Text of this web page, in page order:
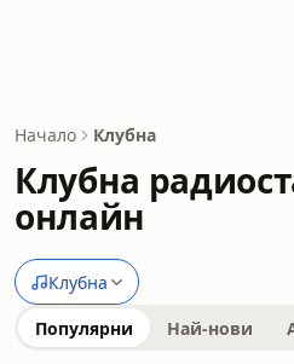
Начало Клубна
Клубна
онлайн
Клубна
Популярни Най-нови